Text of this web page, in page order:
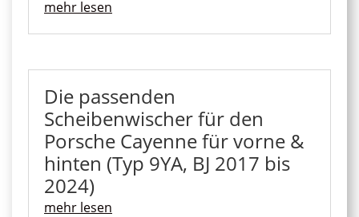
mehr lesen
Die passenden
Scheibenwischer für den
Porsche Cayenne für vorne &
hinten (Typ 9YA, BJ 2017 bis
2024)
mehr lesen